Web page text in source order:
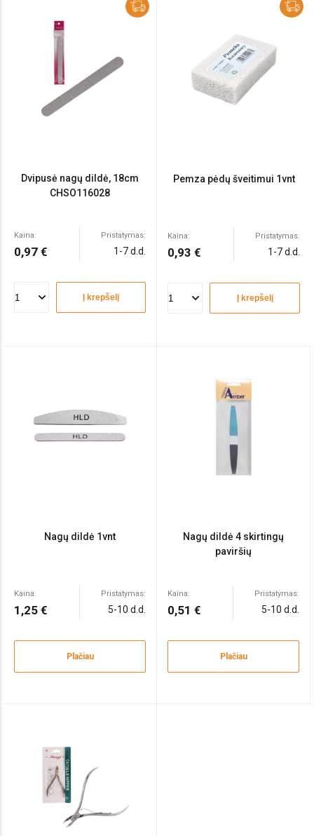
Dvipusė nagų dildė, 18cm
CHSO116028
Kaina:
0,97 €
Pristatymas:
1-7 d.d.
Į krepšelį
Pemza pėdų šveitimui 1vnt
Kaina:
0,93 €
Pristatymas:
1-7 d.d.
Į krepšelį
Nagų dildė 1vnt
Kaina:
1,25 €
Pristatymas:
5-10 d.d.
Plačiau
Nagų dildė 4 skirtingų
paviršių
Kaina:
0,51 €
Pristatymas:
5-10 d.d.
Plačiau